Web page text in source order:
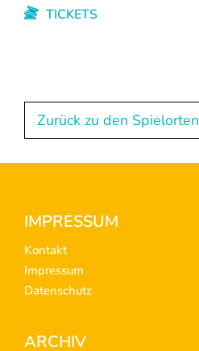
TICKETS
Zurück zu den Spielorten
Footer
IMPRESSUM
Kontakt
Impressum
Datenschutz
ARCHIV